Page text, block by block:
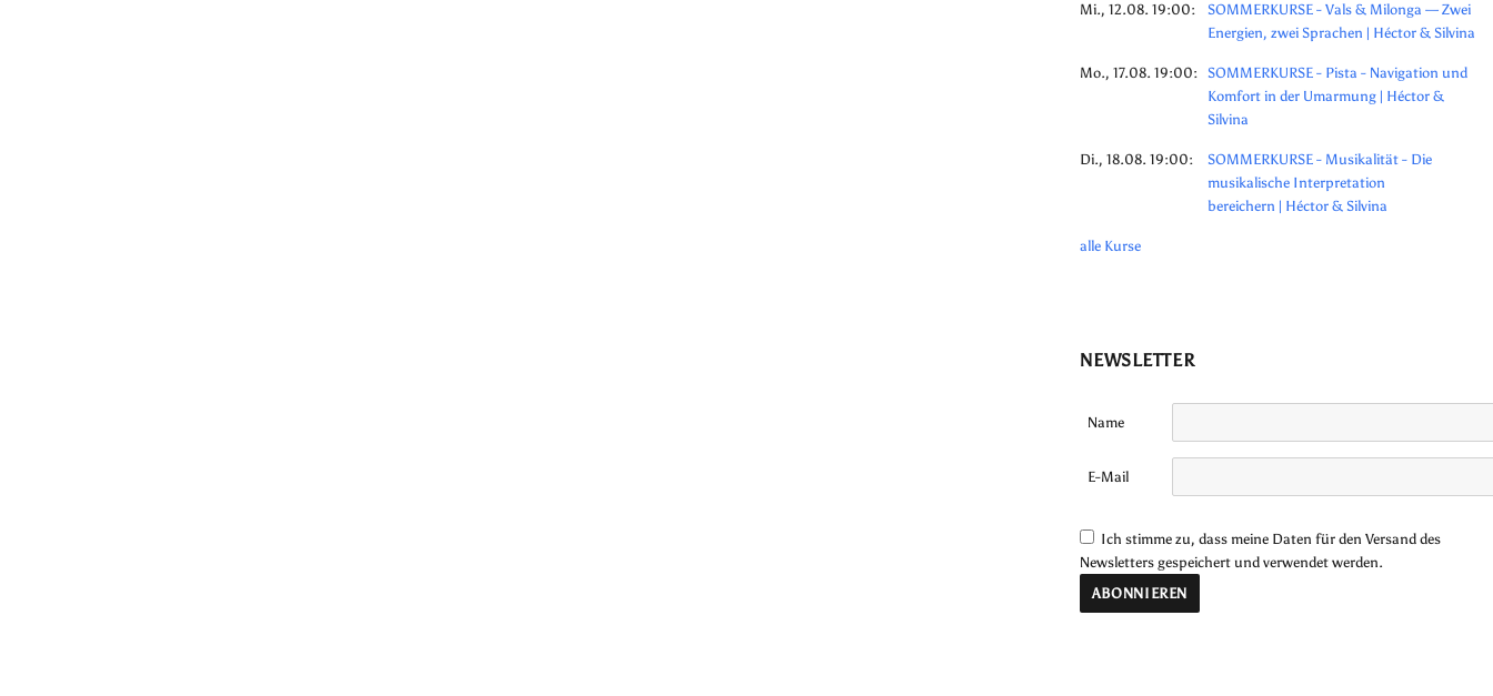
Mi., 12.08. 19:00:
SOMMERKURSE - Vals & Milonga — Zwei
Energien, zwei Sprachen | Héctor & Silvina
Mo., 17.08. 19:00: SOMMERKURSE - Pista - Navigation und
Komfort in der Umarmung | Héctor &
Silvina
Di., 18.08. 19:00:
SOMMERKURSE - Musikalität - Die
musikalische Interpretation
bereichern | Héctor & Silvina
alle Kurse
NEWSLETTER
Name
E-Mail
Ich stimme zu, dass meine Daten für den Versand des
Newsletters gespeichert und verwendet werden.